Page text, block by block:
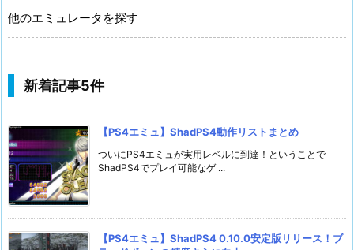
他のエミュレータを探す
新着記事5件
【PS4エミュ】ShadPS4動作リストまとめ
ついにPS4エミュが実用レベルに到達！ということで
ShadPS4でプレイ可能なゲ ...
【PS4エミュ】ShadPS4 0.10.0安定版リリース！ブ